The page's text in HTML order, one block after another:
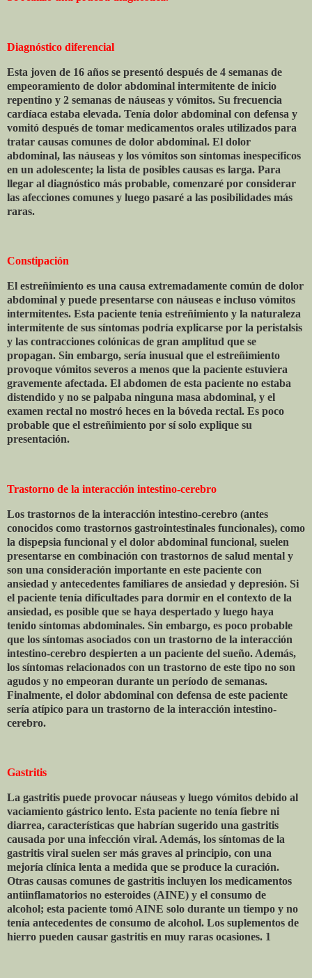
Diagnóstico diferencial
Esta joven de 16 años se presentó después de 4 semanas de
empeoramiento de dolor abdominal intermitente de inicio
repentino y 2 semanas de náuseas y vómitos. Su frecuencia
cardíaca estaba elevada. Tenía dolor abdominal con defensa y
vomitó después de tomar medicamentos orales utilizados para
tratar causas comunes de dolor abdominal. El dolor
abdominal, las náuseas y los vómitos son síntomas inespecíficos
en un adolescente; la lista de posibles causas es larga. Para
llegar al diagnóstico más probable, comenzaré por considerar
las afecciones comunes y luego pasaré a las posibilidades más
raras.
Constipación
El estreñimiento es una causa extremadamente común de dolor
abdominal y puede presentarse con náuseas e incluso vómitos
intermitentes. Esta paciente tenía estreñimiento y la naturaleza
intermitente de sus síntomas podría explicarse por la peristalsis
y las contracciones colónicas de gran amplitud que se
propagan. Sin embargo, sería inusual que el estreñimiento
provoque vómitos severos a menos que la paciente estuviera
gravemente afectada. El abdomen de esta paciente no estaba
distendido y no se palpaba ninguna masa abdominal, y el
examen rectal no mostró heces en la bóveda rectal. Es poco
probable que el estreñimiento por sí solo explique su
presentación.
Trastorno de la interacción intestino-cerebro
Los trastornos de la interacción intestino-cerebro (antes
conocidos como trastornos gastrointestinales funcionales), como
la dispepsia funcional y el dolor abdominal funcional, suelen
presentarse en combinación con trastornos de salud mental y
son una consideración importante en este paciente con
ansiedad y antecedentes familiares de ansiedad y depresión. Si
el paciente tenía dificultades para dormir en el contexto de la
ansiedad, es posible que se haya despertado y luego haya
tenido síntomas abdominales. Sin embargo, es poco probable
que los síntomas asociados con un trastorno de la interacción
intestino-cerebro despierten a un paciente del sueño. Además,
los síntomas relacionados con un trastorno de este tipo no son
agudos y no empeoran durante un período de semanas.
Finalmente, el dolor abdominal con defensa de este paciente
sería atípico para un trastorno de la interacción intestino-
cerebro.
Gastritis
La gastritis puede provocar náuseas y luego vómitos debido al
vaciamiento gástrico lento. Esta paciente no tenía fiebre ni
diarrea, características que habrían sugerido una gastritis
causada por una infección viral. Además, los síntomas de la
gastritis viral suelen ser más graves al principio, con una
mejoría clínica lenta a medida que se produce la curación.
Otras causas comunes de gastritis incluyen los medicamentos
antiinflamatorios no esteroides (AINE) y el consumo de
alcohol; esta paciente tomó AINE solo durante un tiempo y no
tenía antecedentes de consumo de alcohol. Los suplementos de
hierro pueden causar gastritis en muy raras ocasiones. 1